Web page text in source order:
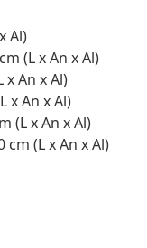
Al)
(L x An x Al)
x An x Al)
x An x Al)
(L x An x Al)
cm (L x An x Al)